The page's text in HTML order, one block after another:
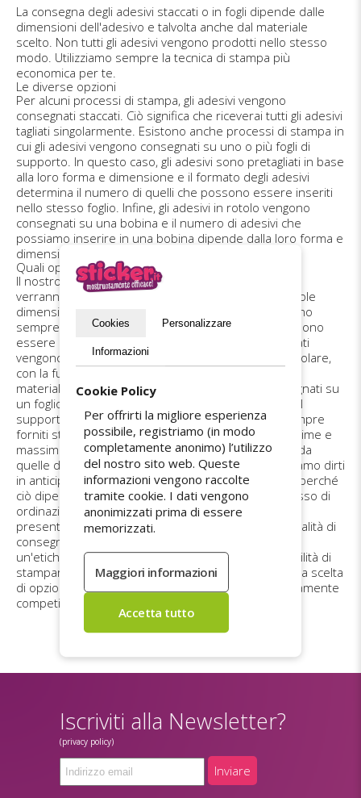
La consegna degli adesivi staccati o in fogli dipende dalle
dimensioni dell'adesivo e talvolta anche dal materiale
scelto. Non tutti gli adesivi vengono prodotti nello stesso
modo. Utilizziamo sempre la tecnica di stampa più
economica per te.
Le diverse opzioni
Per alcuni processi di stampa, gli adesivi vengono
consegnati staccati. Ciò significa che riceverai tutti gli adesivi
tagliati singolarmente. Esistono anche processi di stampa in
cui gli adesivi vengono consegnati su uno o più fogli di
supporto. In questo caso, gli adesivi sono pretagliati in base
alla loro forma e dimensione e il formato degli adesivi
determina il numero di quelli che possono essere inseriti
nello stesso foglio. Infine, gli adesivi in rotolo vengono
consegnati su una bobina e il numero di adesivi che
possiamo inserire in una bobina dipende dalla loro forma e
dimensione.
Quali opzioni ho a disposizione?
Il nostro sistema controlla automaticamente come
verranno consegnati i tuoi adesivi. Gli adesivi di piccole
dimensioni (generalmente inferiori a 30 mm) vengono
sempre consegnati su un foglio, altrimenti non possono
essere rimossi dal loro supporto. Gli adesivi fustellati
vengono consegnati su un foglio quadrato o rettangolare,
con la fustella a mezzo taglio. Gli adesivi realizzati in
materiale ultra-distruttibile vengono sempre consegnati su
un foglio, altrimenti non possono essere rimossi dal
supporto. Gli adesivi magnetici, invece, vengono sempre
forniti staccati. Per questo motivo le dimensioni minime e
massime applicabili a questi materiali sono diverse da
quelle degli altri tipi di adesivi. Purtroppo non possiamo dirti
in anticipo come verranno consegnati i tuoi adesivi, perché
ciò dipende da una serie di fattori. Durante il processo di
ordinazione, alla fine del modulo d'ordine ti verrà
presentato un riepilogo che indicherà anche le modalità di
consegna dei tuoi adesivi. Anche se non disponi di
un'etichettatrice, prendi in considerazione la possibilità di
stampare
i tuoi adesivi in rotolo, che ti offre un'ampia scelta
di opzioni di personalizzazione e un prezzo estremamente
competitivo.
Iscriviti alla Newsletter?
(privacy policy)
Inviare
Cookies Personalizzare
Informazioni
Cookie Policy
Per offrirti la migliore esperienza
possibile, registriamo (in modo
completamente anonimo) l’utilizzo
del nostro sito web. Queste
informazioni vengono raccolte
tramite cookie. I dati vengono
anonimizzati prima di essere
memorizzati.